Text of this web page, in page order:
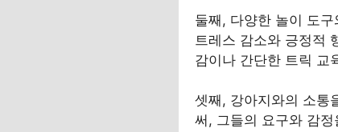
둘째, 다양한 놀이 도
트레스 감소와 긍정적
감이나 간단한 트릭 교
셋째, 강아지와의 소통
써, 그들의 요구와 감